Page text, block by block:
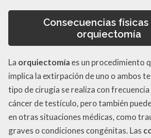
Consecuencias físicas
orquiectomía
La orquiectomíaes un procedimiento
implica la extirpación de uno o ambos
tipo de cirugía se realiza con
cáncer de testículo, pero también
en otras situaciones médicas, como
graves o condiciones congénitas. Las